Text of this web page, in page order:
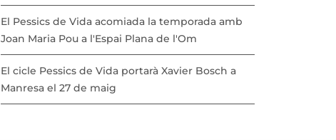
El Pessics de Vida acomiada la temporada amb
Joan Maria Pou a l'Espai Plana de l'Om
El cicle Pessics de Vida portarà Xavier Bosch a
Manresa el 27 de maig